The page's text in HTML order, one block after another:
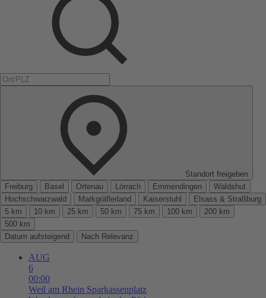
Standort freigeben
Freiburg
Basel Ortenau Lörrach Emmendingen
Waldshut
Hochschwarzwald
Markgräflerland Kaiserstuhl
Elsass & Straßburg
5 km
10 km 25 km 50 km 75 km 100 km
200 km
500 km
Datum aufsteigend
Nach Relevanz
AUG
6
00:00
Weil am Rhein Sparkassenplatz